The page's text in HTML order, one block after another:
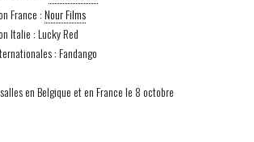
France :Nour Films
Italie : Lucky Red
: Fandango
en Belgique et en France le 8 octobre